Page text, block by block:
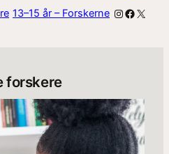
13–15 år – Forskerne Instagram
X
forskere